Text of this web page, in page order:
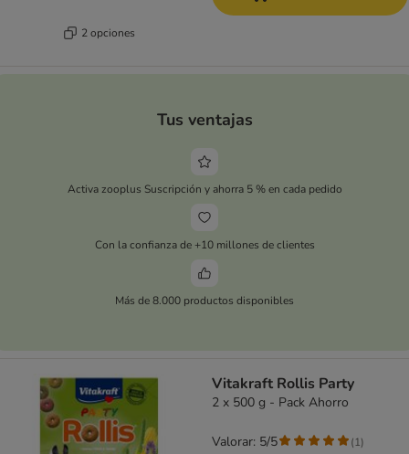
2 opciones
Tus ventajas
Activa zooplus Suscripción y ahorra 5 % en cada pedido
Con la confianza de +10 millones de clientes
Más de 8.000 productos disponibles
Vitakraft Rollis Party
2 x 500 g - Pack Ahorro
Valorar: 5/5 (1)